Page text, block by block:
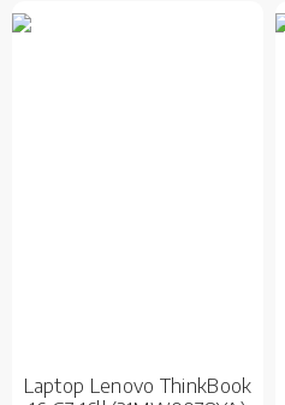
Laptop Lenovo ThinkBook